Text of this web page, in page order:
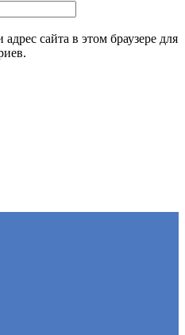
сайта в этом браузере для